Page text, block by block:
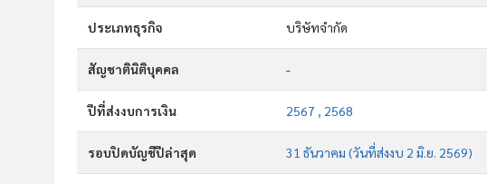
ประเภทธุรกิจ บริษัทจำกัด
สัญชาตินิติบุคคล -
ปีที่ส่งงบการเงิน 2567 , 2568
รอบปิดบัญชีปีล่าสุด 31 ธันวาคม (วันที่ส่งงบ 2 มิ.ย. 2569)